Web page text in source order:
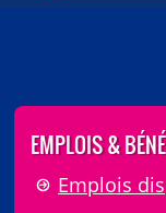
EMPLOIS &
Emplois